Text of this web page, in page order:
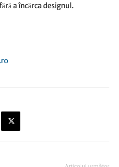
a încărca designul.